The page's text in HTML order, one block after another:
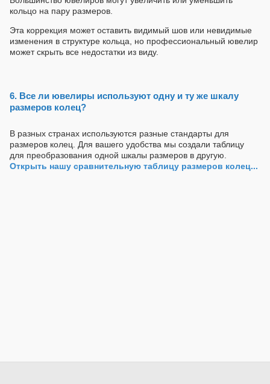
кольцо на пару размеров.
Эта коррекция может оставить видимый шов или невидимые
изменения в структуре кольца, но профессиональный ювелир
может скрыть все недостатки из виду.
6. Все ли ювелиры используют одну и ту же шкалу
размеров колец?
В разных странах используются разные стандарты для
размеров колец. Для вашего удобства мы создали таблицу
для преобразования одной шкалы размеров в другую.
Открыть нашу сравнительную таблицу размеров колец...